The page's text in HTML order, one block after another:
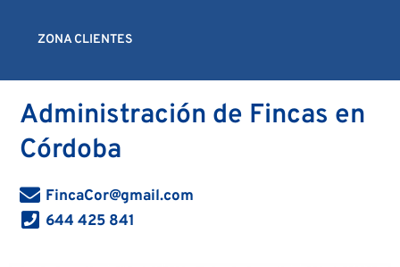
ZONA CLIENTES
Administración de Fincas en
Córdoba
FincaCor@gmail.com
644 425 841